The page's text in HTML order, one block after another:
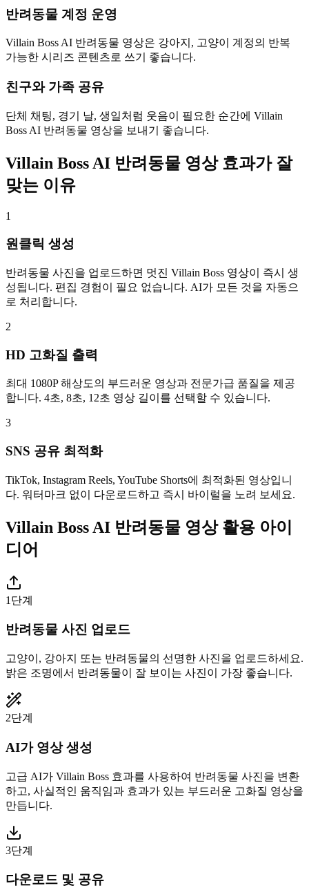
반려동물 계정 운영
Villain Boss AI 반려동물 영상은 강아지, 고양이 계정의 반복
가능한 시리즈 콘텐츠로 쓰기 좋습니다.
친구와 가족 공유
단체 채팅, 경기 날, 생일처럼 웃음이 필요한 순간에 Villain
Boss AI 반려동물 영상을 보내기 좋습니다.
Villain Boss AI 반려동물 영상 효과가 잘
맞는 이유
1
원클릭 생성
반려동물 사진을 업로드하면 멋진 Villain Boss 영상이 즉시 생
성됩니다. 편집 경험이 필요 없습니다. AI가 모든 것을 자동으
로 처리합니다.
2
HD 고화질 출력
최대 1080P 해상도의 부드러운 영상과 전문가급 품질을 제공
합니다. 4초, 8초, 12초 영상 길이를 선택할 수 있습니다.
3
SNS 공유 최적화
TikTok, Instagram Reels, YouTube Shorts에 최적화된 영상입니
다. 워터마크 없이 다운로드하고 즉시 바이럴을 노려 보세요.
Villain Boss AI 반려동물 영상 활용 아이
디어
1단계
반려동물 사진 업로드
고양이, 강아지 또는 반려동물의 선명한 사진을 업로드하세요.
밝은 조명에서 반려동물이 잘 보이는 사진이 가장 좋습니다.
2단계
AI가 영상 생성
고급 AI가 Villain Boss 효과를 사용하여 반려동물 사진을 변환
하고, 사실적인 움직임과 효과가 있는 부드러운 고화질 영상을
만듭니다.
3단계
다운로드 및 공유